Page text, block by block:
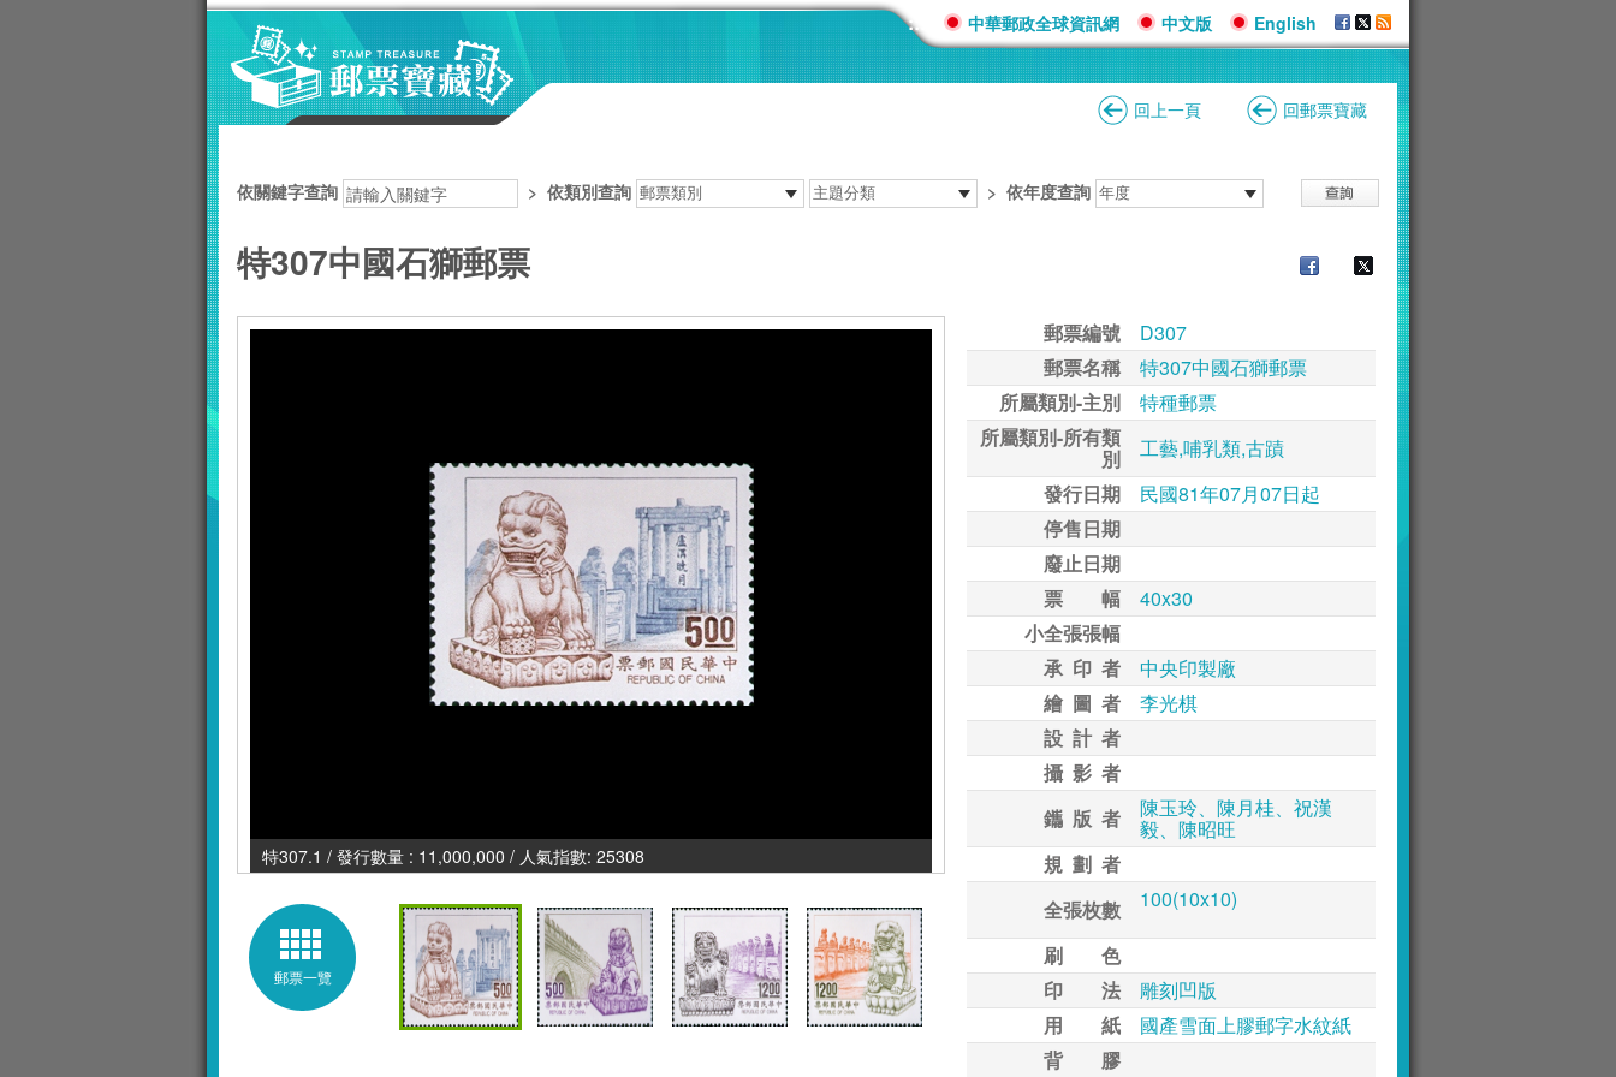
::: 中華郵政全球資訊網 中文版 English
回上一頁 回郵票寶藏
依關鍵字查詢 > 依類別查詢 > 依年度查詢
特307中國石獅郵票
特307.1 / 發行數量 : 11,000,000 / 人氣指數: 25308
郵票一覽
郵票編號
D307
郵票名稱
特307中國石獅郵票
所屬類別-主別
特種郵票
所屬類別-所有類
別
工藝,哺乳類,古蹟
發行日期
民國81年07月07日起
停售日期
廢止日期
票 幅
40x30
小全張張幅
承 印 者
中央印製廠
繪 圖 者
李光棋
設 計 者
攝 影 者
鑴 版 者
陳玉玲、陳月桂、祝漢
毅、陳昭旺
規 劃 者
全張枚數
100(10x10)
刷 色
印 法
雕刻凹版
用 紙
國產雪面上膠郵字水紋紙
背 膠